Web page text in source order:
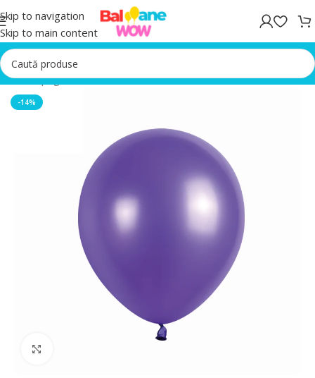
Skip to navigation
Skip to main content
Prima pagină/Baloane latex
-14%